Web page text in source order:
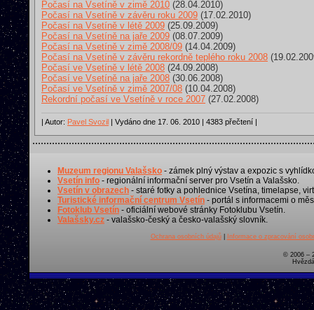
Počasí na Vsetíně v zimě 2010 (28.04.2010)
Počasí na Vsetíně v závěru roku 2009 (17.02.2010)
Počasí na Vsetíně v létě 2009 (25.09.2009)
Počasí na Vsetíně na jaře 2009 (08.07.2009)
Počasí na Vsetíně v zimě 2008/09 (14.04.2009)
Počasí na Vsetíně v závěru rekordně teplého roku 2008
Počasí ve Vsetíně v létě 2008 (24.09.2008)
Počasí ve Vsetíně na jaře 2008 (30.06.2008)
Počasí ve Vsetíně v zimě 2007/08 (10.04.2008)
Rekordní počasí ve Vsetíně v roce 2007 (27.02.2008)
| Autor: Pavel Svozil | Vydáno dne 17. 06. 2010 | 4383 přečtení |
Muzeum regionu Valašsko - zámek plný výstav a expozic s
Vsetín info - regionální informační server pro Vsetín a Valašsko.
Vsetín v obrazech - staré fotky a pohlednice Vsetína, timelapse,
Turistické informační centrum Vsetín - portál s informacemi o
Fotoklub Vsetín - oficiální webové stránky Fotoklubu Vsetín.
Valašsky.cz - valašsko-český a česko-valašský slovník.
Ochrana osobních údajů| Informace o zpracování
© 2006 –